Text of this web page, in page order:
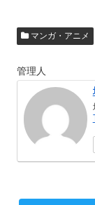
マンガ・アニメ
管理人